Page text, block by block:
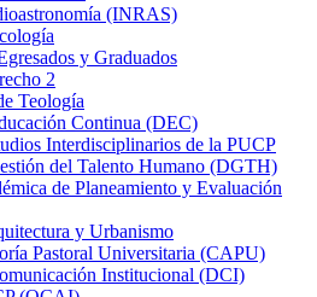
(INRAS)
y Graduados
2
Teología
Continua (DEC)
Interdisciplinarios de la PUCP
del Talento Humano (DGTH)
de Planeamiento y Evaluación
y Urbanismo
Pastoral Universitaria (CAPU)
Institucional (DCI)